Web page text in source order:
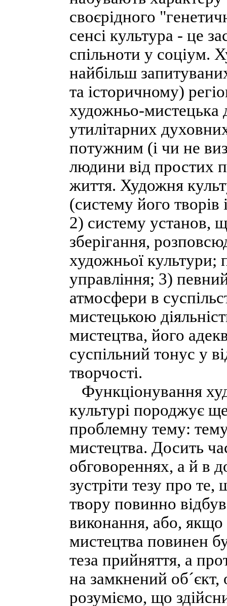
своєрідного
сенсі культура - це
спільноти у соціум.
найбільш
та історичному)
художньо-мистецька
утилітарних
потужним (і чи не
людини від простих
життя. Художня
(систему його
2) систему установ,
зберігання,
художньої культури;
управління; 3)
атмосфери в
мистецькою
мистецтва, його
суспільний тонус у
творчості.
Функціонування
культурі породжує
проблемну тему:
мистецтва. Досить
обговореннях, а й в
зустріти тезу про
твору повинно
виконання, або,
мистецтва повинен
теза прийняття, а
на замкнений
розуміємо, що